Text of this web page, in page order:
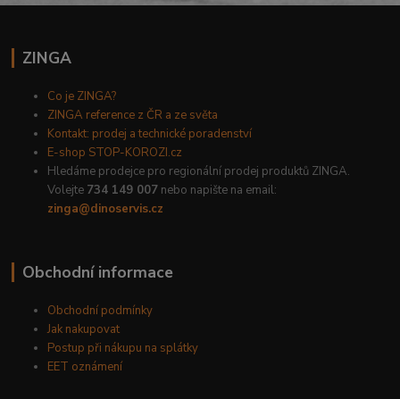
ZINGA
Co je ZINGA?
ZINGA reference z ČR a ze světa
Kontakt: prodej a technické poradenství
E-shop STOP-KOROZI.cz
Hledáme prodejce pro regionální prodej produktů ZINGA.
Volejte 734 149 007 nebo napište na email:
zinga@dinoservis.cz
Obchodní informace
Obchodní podmínky
Jak nakupovat
Postup při nákupu na splátky
EET oznámení